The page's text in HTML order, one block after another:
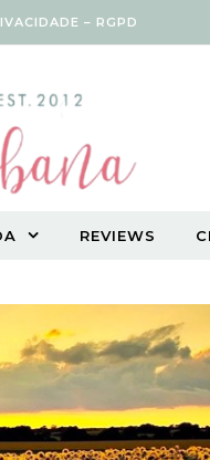
– RGPD
REVIEWS